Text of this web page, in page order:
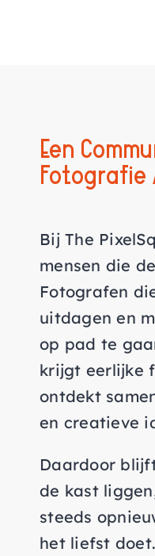
Een
Fotografie
Bij The
mensen die
Fotografen
uitdagen en
op pad te
krijgt eerlijke
ontdekt
en creatieve
Daardoor
de kast
steeds
het liefst doet.